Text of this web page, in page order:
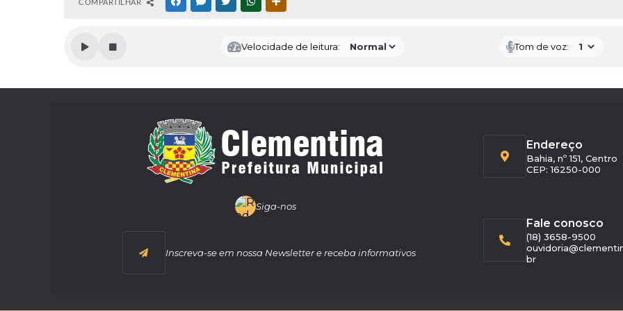
Velocidade de leitura: Tom de voz:
Siga-nos
Inscreva-se em nossa Newsletter e receba informativos
Endereço
Bahia, nº 151, Centro
CEP: 16250-000
Fale conosco
(18) 3658-9500
br